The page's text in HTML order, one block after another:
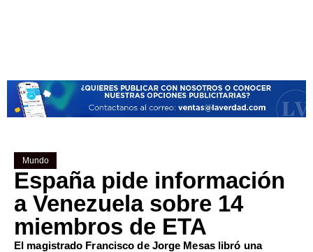
Mundo
España pide información
a Venezuela sobre 14
miembros de ETA
El magistrado Francisco de Jorge Mesas libró una